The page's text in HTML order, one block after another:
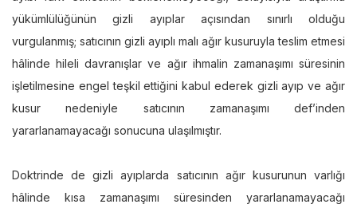
yükümlülüğünün gizli ayıplar açısından sınırlı olduğu
vurgulanmış; satıcının gizli ayıplı malı ağır kusuruyla teslim etmesi
hâlinde hileli davranışlar ve ağır ihmalin zamanaşımı süresinin
işletilmesine engel teşkil ettiğini kabul ederek gizli ayıp ve ağır
kusur nedeniyle satıcının zamanaşımı def’inden
yararlanamayacağı sonucuna ulaşılmıştır.
Doktrinde de gizli ayıplarda satıcının ağır kusurunun varlığı
hâlinde kısa zamanaşımı süresinden yararlanamayacağı